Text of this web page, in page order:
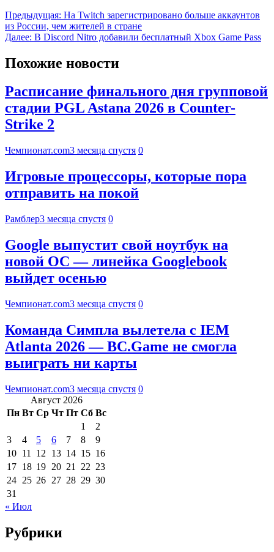
Предыдущая: На Twitch зарегистрировано больше аккаунтов
из России, чем жителей в стране
Далее: В Discord Nitro добавили бесплатный Xbox Game Pass
Похожие новости
Расписание финального дня групповой
стадии PGL Astana 2026 в Counter-
Strike 2
Чемпионат.com3 месяца спустя 0
Игровые процессоры, которые пора
отправить на покой
Рамблер3 месяца спустя 0
Google выпустит свой ноутбук на
новой ОС — линейка Googlebook
выйдет осенью
Чемпионат.com3 месяца спустя 0
Команда Симпла вылетела с IEM
Atlanta 2026 — BC.Game не смогла
выиграть ни карты
Чемпионат.com3 месяца спустя 0
Август 2026
Пн Вт Ср Чт Пт Сб Вс
1
2
3
4 5 6 7 8
9
10 11 12 13 14 15 16
17 18 19 20 21 22 23
24 25 26 27 28 29 30
31
« Июл
Рубрики